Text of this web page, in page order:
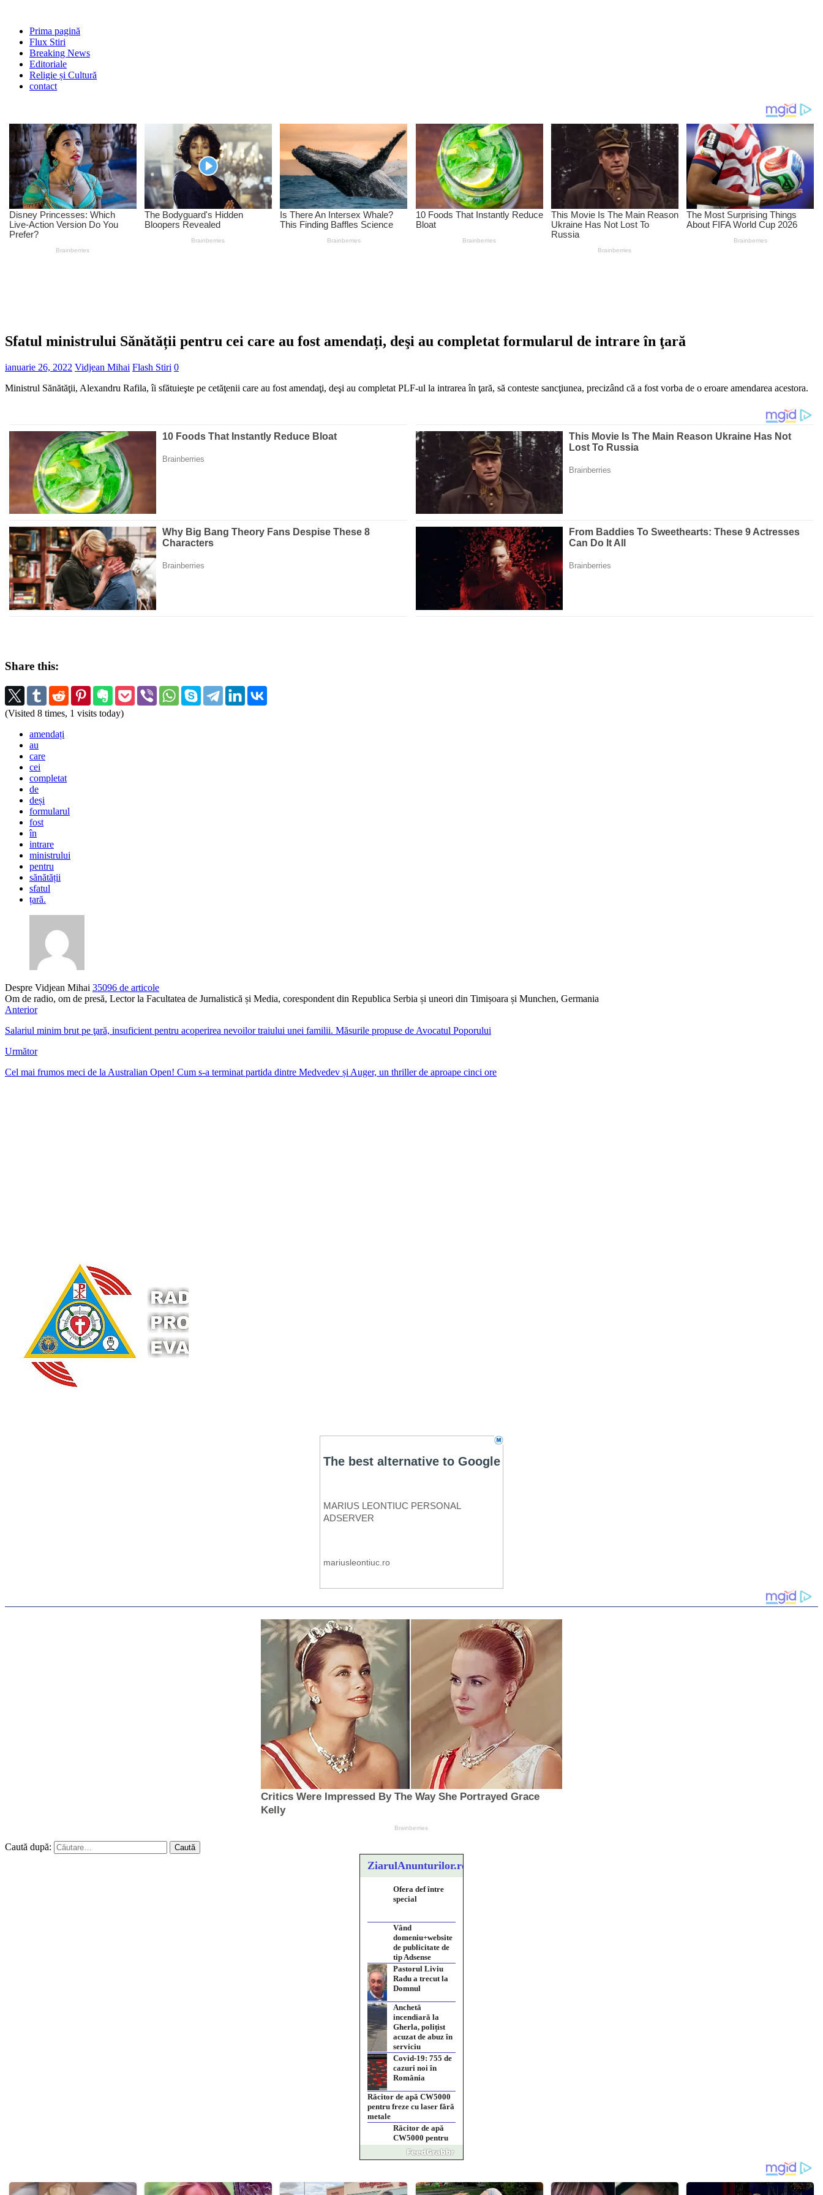
Prima pagină
Flux Stiri
Breaking News
Editoriale
Religie și Cultură
contact
Sfatul ministrului Sănătății pentru cei care au fost amendați, deşi au completat formularul de intrare în ţară
ianuarie 26, 2022 Vidjean Mihai Flash Stiri 0
Ministrul Sănătăţii, Alexandru Rafila, îi sfătuieşte pe cetăţenii care au fost amendaţi, deşi au completat PLF-ul la intrarea în ţară, să conteste sancţiunea, precizând că a fost vorba de o eroare amendarea acestora.
Share this:
(Visited 8 times, 1 visits today)
amendați
au
care
cei
completat
de
deși
formularul
fost
în
intrare
ministrului
pentru
sănătății
sfatul
țară.
Despre Vidjean Mihai 35096 de articole
Om de radio, om de presă, Lector la Facultatea de Jurnalistică și Media, corespondent din Republica Serbia și uneori din Timișoara și Munchen, Germania
Anterior
Salariul minim brut pe ţară, insuficient pentru acoperirea nevoilor traiului unei familii. Măsurile propuse de Avocatul Poporului
Următor
Cel mai frumos meci de la Australian Open! Cum s-a terminat partida dintre Medvedev și Auger, un thriller de aproape cinci ore
Caută după:
ZiarulAnunturilor.ro
Ofera def între
special
Vând
domeniu+website
de publicitate de
tip Adsense
Pastorul Liviu
Radu a trecut la
Domnul
Anchetă
incendiară la
Gherla, polițist
acuzat de abuz în
serviciu
Covid-19: 755 de
cazuri noi în
România
Răcitor de apă CW5000
pentru freze cu laser fără
metale
Răcitor de apă
CW5000 pentru
freze cu laser fără
metale